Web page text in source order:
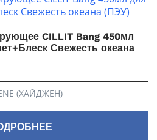
CILLIT Bang 450мл
Свежесть океана
(ХАЙДЖЕН)